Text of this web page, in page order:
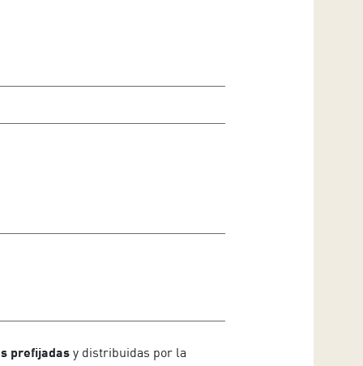
prefijadas y distribuidas por la